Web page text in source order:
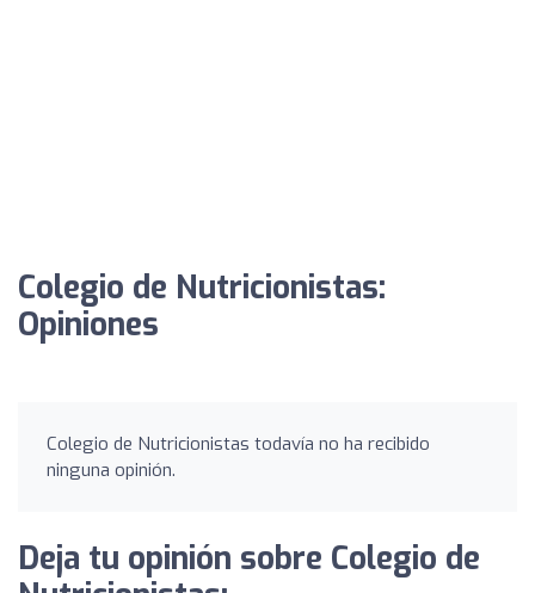
Colegio de Nutricionistas:
Opiniones
Colegio de Nutricionistas todavía no ha recibido
ninguna opinión.
Deja tu opinión sobre Colegio de